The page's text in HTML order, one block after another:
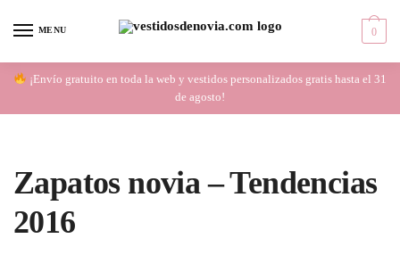
MENU 0
¡Envío gratuito en toda la web y vestidos personalizados gratis hasta el 31
de agosto!
Zapatos novia – Tendencias
2016